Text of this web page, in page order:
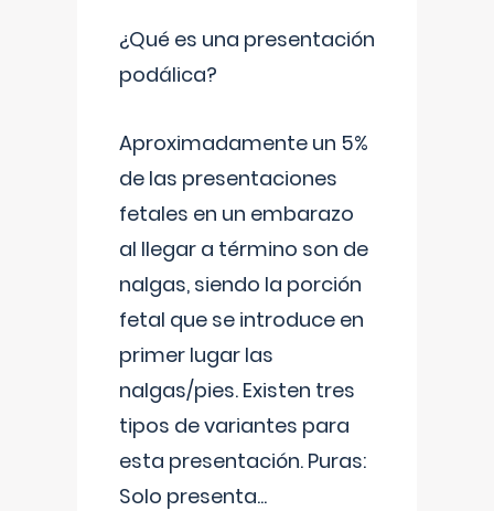
¿Qué es una presentación
podálica?
Aproximadamente un 5%
de las presentaciones
fetales en un embarazo
al llegar a término son de
nalgas, siendo la porción
fetal que se introduce en
primer lugar las
nalgas/pies. Existen tres
tipos de variantes para
esta presentación. Puras:
Solo presenta...